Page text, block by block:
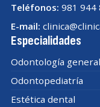
Teléfonos: 981 944
E-mail:
Especialidades
Odontología general
Odontopediatría
Estética dental